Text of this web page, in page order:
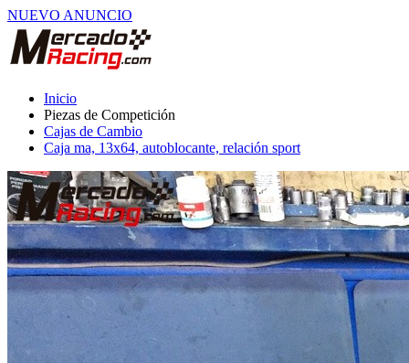
NUEVO ANUNCIO
Inicio
Piezas de Competición
Cajas de Cambio
Caja ma, 13x64, autoblocante, relación sport